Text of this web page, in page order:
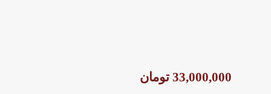
33,000,000 تومان